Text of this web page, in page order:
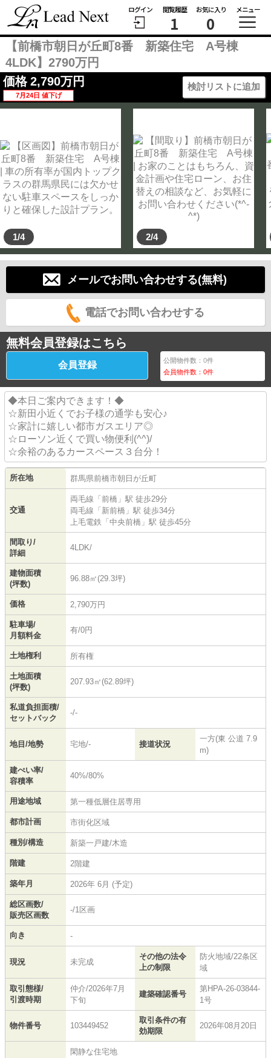
ログイン 閲覧履歴
1
お気に入り
0
メニュー
【前橋市朝日が丘町8番 新築住宅 A号棟
4LDK】2790万円
価格 2,790万円
7月24日 値下げ
検討リストに追加
1/4 2/4
メールでお問い合わせする(無料)
電話でお問い合わせする
無料会員登録はこちら
会員登録 公開物件数：0件
会員物件数：0件
◆本日ご案内できます！◆
☆新田小近くでお子様の通学も安心♪
☆家計に嬉しい都市ガスエリア◎
☆ローソン近くで買い物便利(^^)/
☆余裕のあるカースペース３台分！
所在地 群馬県前橋市朝日が丘町
交通
両毛線 「 前橋 」駅 徒歩29分
両毛線 「 新前橋 」駅 徒歩34分
上毛電鉄 「 中央前橋 」駅 徒歩45分
間取り/
詳細
4LDK/
建物面積
(坪数)
96.88㎡(29.3坪)
価格 2,790万円
駐車場/
月額料金
有/0円
土地権利 所有権
土地面積
(坪数)
207.93㎡(62.89坪)
私道負担面積/
セットバック
-/-
地目/地勢 宅地/- 接道状況
一方(東 公道 7.9
m)
建ぺい率/
容積率
40%/80%
用途地域 第一種低層住居専用
都市計画 市街化区域
種別/構造 新築一戸建/木造
階建 2階建
築年月 2026年 6月 (予定)
総区画数/
販売区画数
-/1区画
向き -
現況 未完成
その他の法令
上の制限
防火地域/22条区
域
取引態様/
引渡時期
仲介/2026年7月
下旬
建築確認番号
第HPA-26-03844-
1号
物件番号 103449452
取引条件の有
効期限
2026年08月20日
閑静な住宅地